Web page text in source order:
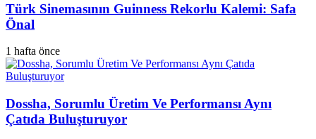
Türk Sinemasının Guinness Rekorlu Kalemi: Safa
Önal
1 hafta önce
Dossha, Sorumlu Üretim Ve Performansı Aynı
Çatıda Buluşturuyor